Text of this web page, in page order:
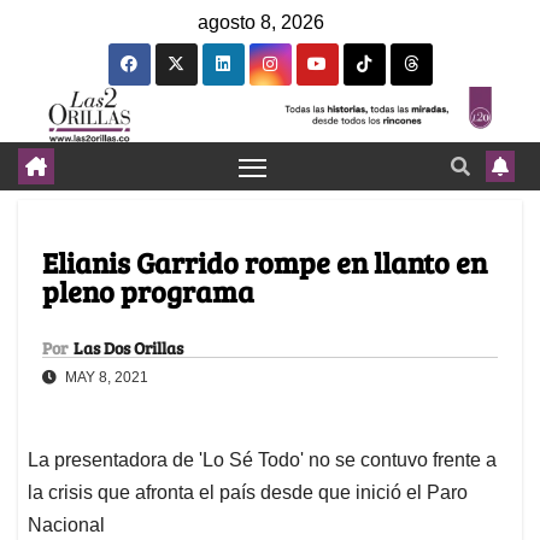
agosto 8, 2026
Elianis Garrido rompe en llanto en
pleno programa
Por Las Dos Orillas
MAY 8, 2021
La presentadora de 'Lo Sé Todo' no se contuvo frente a
la crisis que afronta el país desde que inició el Paro
Nacional